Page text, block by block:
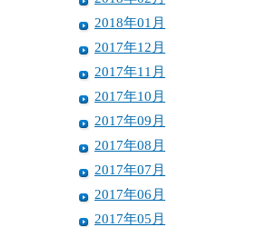
2018年01月
2017年12月
2017年11月
2017年10月
2017年09月
2017年08月
2017年07月
2017年06月
2017年05月